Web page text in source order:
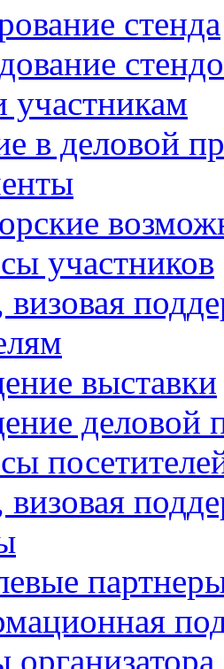
стенда
участникам
в деловой
участников
выставки
деловой
организатора